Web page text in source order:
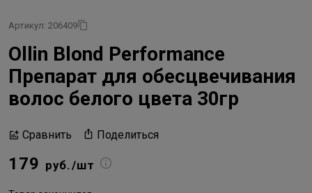
Артикул: 206409
Ollin Blond Performance
Препарат для обесцвечивания
волос белого цвета 30гр
Сравнить Поделиться
179 руб./шт